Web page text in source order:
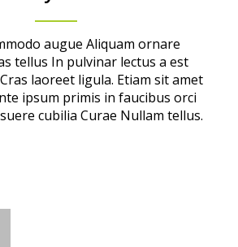
augue Aliquam ornare
tellus In pulvinar lectus a est
laoreet ligula. Etiam sit amet
ipsum primis in faucibus orci
cubilia Curae Nullam tellus.